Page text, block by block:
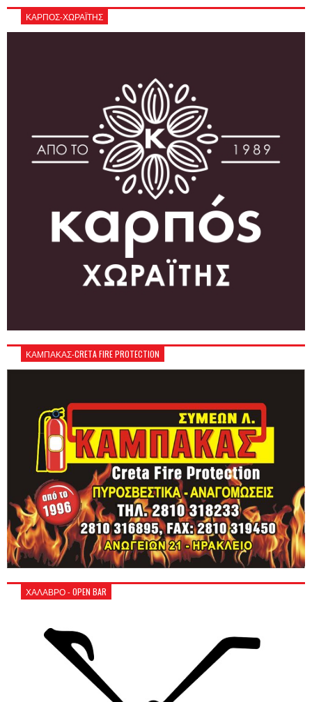
ΚΑΡΠΟΣ-ΧΩΡΑΪΤΗΣ
ΚΑΜΠΑΚΑΣ-CRETA FIRE PROTECTION
ΧΑΛΑΒΡΟ - OPEN BAR